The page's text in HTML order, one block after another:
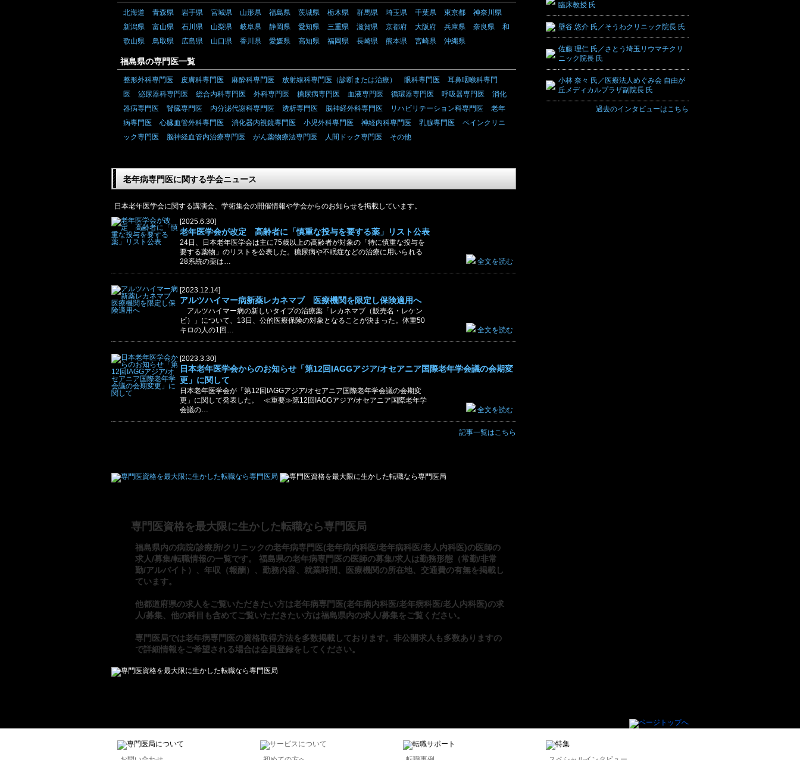
北海道 青森県 岩手県 宮城県 山形県 福島県 茨城県 栃木県 群馬県 埼玉県 千葉県 東京都
神奈川県
新潟県
富山県 石川県 山梨県 岐阜県 静岡県 愛知県 三重県 滋賀県 京都府 大阪府 兵庫県 奈良県
和
歌山県
鳥取県 広島県 山口県 香川県 愛媛県 高知県 福岡県 長崎県 熊本県 宮崎県 沖縄県
福島県の専門医一覧
整形外科専門医 皮膚科専門医 麻酔科専門医 放射線科専門医（診断または治療） 眼科専門医
耳鼻咽喉科専門
医
泌尿器科専門医 総合内科専門医 外科専門医 糖尿病専門医 血液専門医 循環器専門医 呼吸器専門医
消化
器病専門医
腎臓専門医 内分泌代謝科専門医 透析専門医 脳神経外科専門医 リハビリテーション科専門医
老年
病専門医
心臓血管外科専門医 消化器内視鏡専門医 小児外科専門医 神経内科専門医 乳腺専門医
ペインクリニ
ック専門医
脳神経血管内治療専門医 がん薬物療法専門医 人間ドック専門医 その他
老年病専門医に関する学会ニュース
日本老年医学会に関する講演会、学術集会の開催情報や学会からのお知らせを掲載しています。
[2025.6.30]
全文を読む
老年医学会が改定 高齢者に「慎重な投与を要する薬」リスト公表
24日、日本老年医学会は主に75歳以上の高齢者が対象の「特に慎重な投与を
要する薬物」のリストを公表した。糖尿病や不眠症などの治療に用いられる
28系統の薬は…
[2023.12.14]
全文を読む
アルツハイマー病新薬レカネマブ 医療機関を限定し保険適用へ
アルツハイマー病の新しいタイプの治療薬「レカネマブ（販売名・レケン
ビ）」について、13日、公的医療保険の対象となることが決まった。体重50
キロの人の1回…
[2023.3.30]
全文を読む
日本老年医学会からのお知らせ「第12回IAGGアジア/オセアニア国際老年学会議の会期変
更」に関して
日本老年医学会が「第12回IAGGアジア/オセアニア国際老年学会議の会期変
更」に関して発表した。 ≪重要≫第12回IAGGアジア/オセアニア国際老年学
会議の…
記事一覧はこちら
専門医資格を最大限に生かした転職なら専門医局
福島県内の病院/診療所/クリニックの老年病専門医(老年病内科医/老年病科医/老人内科医)の医師の
求人/募集/転職情報の一覧です。 福島県の老年病専門医の医師の募集/求人は勤務形態（常勤/非常
勤/アルバイト）、年収（報酬）、勤務内容、就業時間、医療機関の所在地、交通費の有無を掲載し
ています。
他都道府県の求人をご覧いただきたい方は老年病専門医(老年病内科医/老年病科医/老人内科医)の求
人/募集 、他の科目も含めてご覧いただきたい方は福島県内の求人/募集をご覧ください。
専門医局では老年病専門医の資格取得方法を多数掲載しております。非公開求人も多数ありますの
で詳細情報をご希望される場合は会員登録をしてください。
臨床教授 氏
壁谷 悠介 氏／そうわクリニック院長 氏
佐藤 理仁 氏／さとう埼玉リウマチクリ
ニック院長 氏
小林 奈々 氏／医療法人めぐみ会 自由が
丘メディカルプラザ副院長 氏
過去のインタビューはこちら